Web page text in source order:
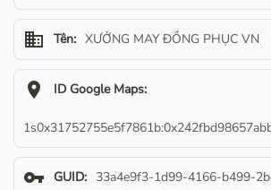
business Tên: XƯỞNG MAY ĐỒNG PHỤC VN
location_on ID Google Maps:
vpn_key GUID: 33a4e9f3-1d99-4166-b499-